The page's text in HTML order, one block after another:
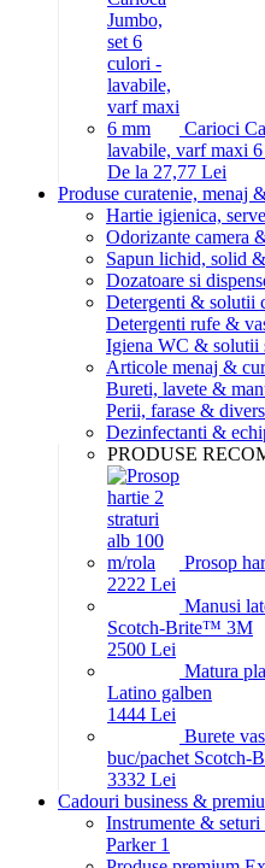
Carioci
lavabile, varf maxi
De la 27,77 Lei
Produse curatenie, menaj
Hartie igienica,
Odorizante camera
Sapun lichid, solid
Dozatoare si
Detergenti & solutii
Detergenti rufe &
Igiena WC & solutii
Articole menaj &
Bureti, lavete &
Perii, farase &
Dezinfectanti &
PRODUSE
Prosop
2222 Lei
Manusi
Scotch-Brite™ 3M
2500 Lei
Matura
Latino galben
1444 Lei
Burete
buc/pachet Scotch-
3332 Lei
Cadouri business &
Instrumente & seturi
Parker 1